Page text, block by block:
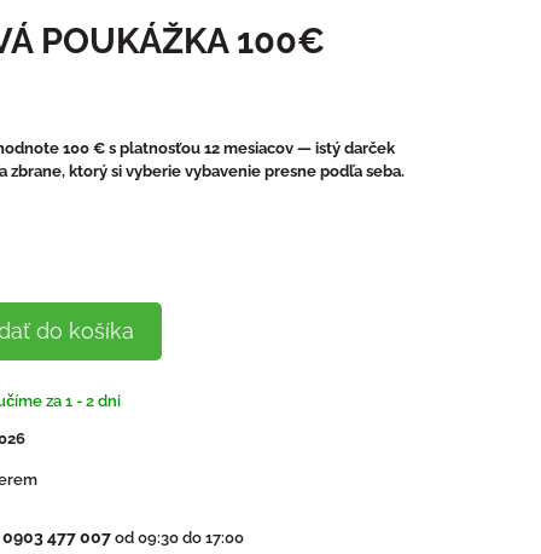
POUKÁŽKA 100€
100 € s platnosťou 12 mesiacov — istý darček
zbrane, ktorý si vyberie vybavenie presne podľa seba.
do košíka
za 1 - 2 dni
0903 477 007 od 09:30 do 17:00